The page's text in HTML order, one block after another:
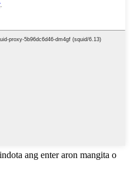
ang enter aron mangita o